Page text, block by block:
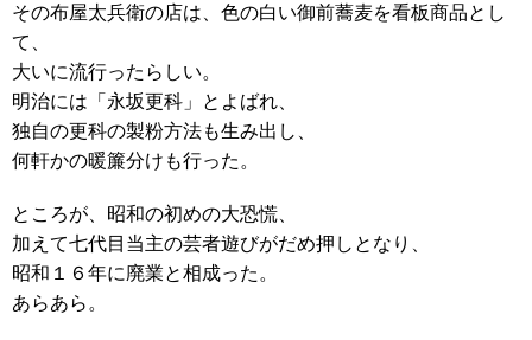
その布屋太兵衛の店は、色の白い御前蕎麦を看板商品とし
て、
大いに流行ったらしい。
明治には「永坂更科」とよばれ、
独自の更科の製粉方法も生み出し、
何軒かの暖簾分けも行った。
ところが、昭和の初めの大恐慌、
加えて七代目当主の芸者遊びがだめ押しとなり、
昭和１６年に廃業と相成った。
あらあら。